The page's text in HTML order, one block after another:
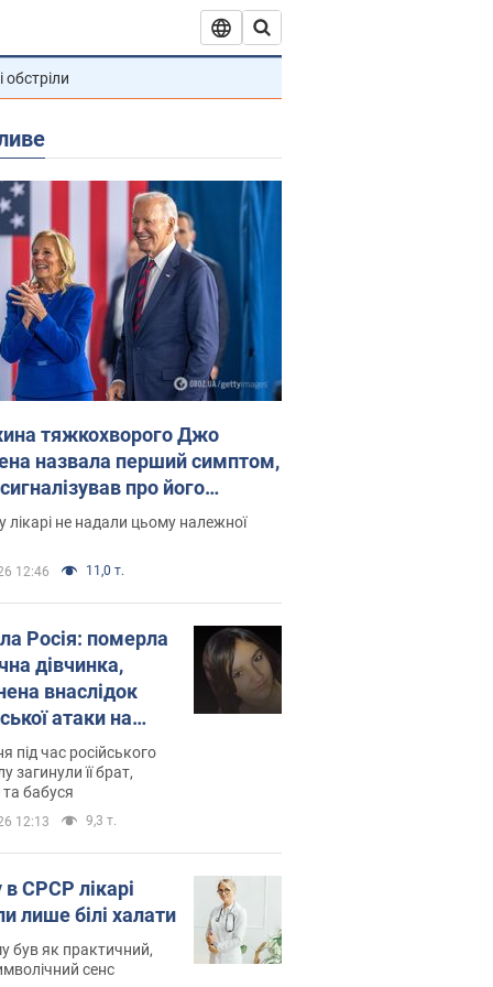
обстріли
тяжкохворого Джо
назвала перший симптом,
про його
рак
лікарі не надали цьому належної
12:46 11,0 т.
Росія: померла
дівчинка,
внаслідок
атаки на
Фото
під час російського
загинули її брат,
та бабуся
12:13 9,3 т.
СРСР лікарі
лише білі халати
був як практичний,
сенс